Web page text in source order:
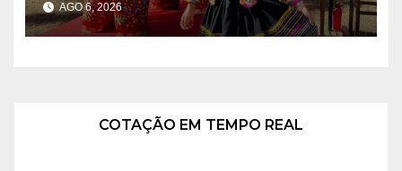
Brasília
AGO 6, 2026
COTAÇÃO EM TEMPO REAL